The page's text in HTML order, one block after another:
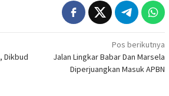
Dikbud
Pos berikutnya
Jalan Lingkar Babar Dan Marsela
Diperjuangkan Masuk APBN